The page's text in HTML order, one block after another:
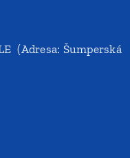
(Adresa: Šumperská